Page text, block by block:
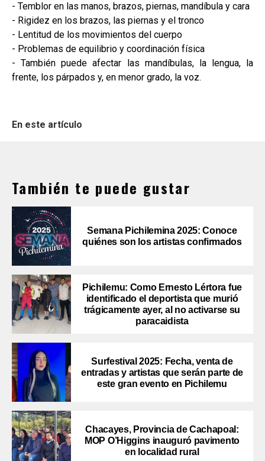
- Temblor en las manos, brazos, piernas, mandíbula y cara
- Rigidez en los brazos, las piernas y el tronco
- Lentitud de los movimientos del cuerpo
- Problemas de equilibrio y coordinación física
- También puede afectar las mandíbulas, la lengua, la
frente, los párpados y, en menor grado, la voz.
En este artículo
También te puede gustar
Semana Pichilemina 2025: Conoce
quiénes son los artistas confirmados
Pichilemu: Como Ernesto Lértora fue
identificado el deportista que murió
trágicamente ayer, al no activarse su
paracaidista
Surfestival 2025: Fecha, venta de
entradas y artistas que serán parte de
este gran evento en Pichilemu
Chacayes, Provincia de Cachapoal:
MOP O’Higgins inauguró pavimento
en localidad rural